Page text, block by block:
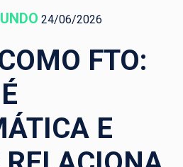
24/06/2026
FTO:
E